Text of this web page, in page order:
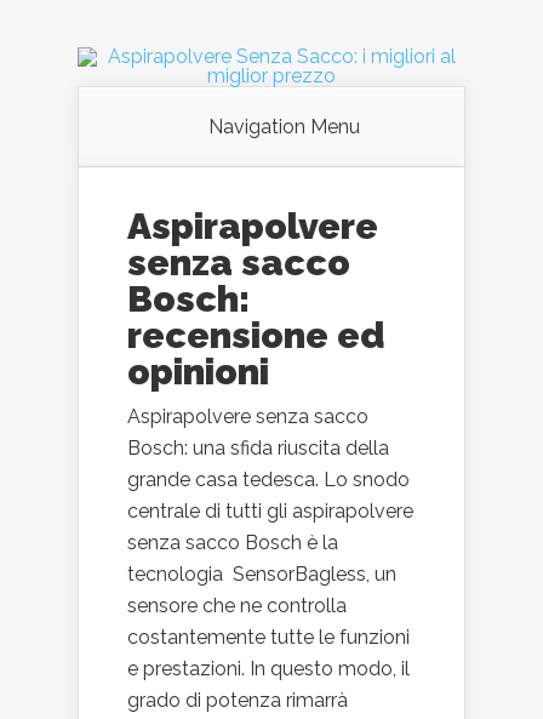
Navigation Menu
Aspirapolvere
senza sacco
Bosch:
recensione ed
opinioni
Aspirapolvere senza sacco
Bosch: una sfida riuscita della
grande casa tedesca. Lo snodo
centrale di tutti gli aspirapolvere
senza sacco Bosch è la
tecnologia SensorBagless, un
sensore che ne controlla
costantemente tutte le funzioni
e prestazioni. In questo modo, il
grado di potenza rimarrà